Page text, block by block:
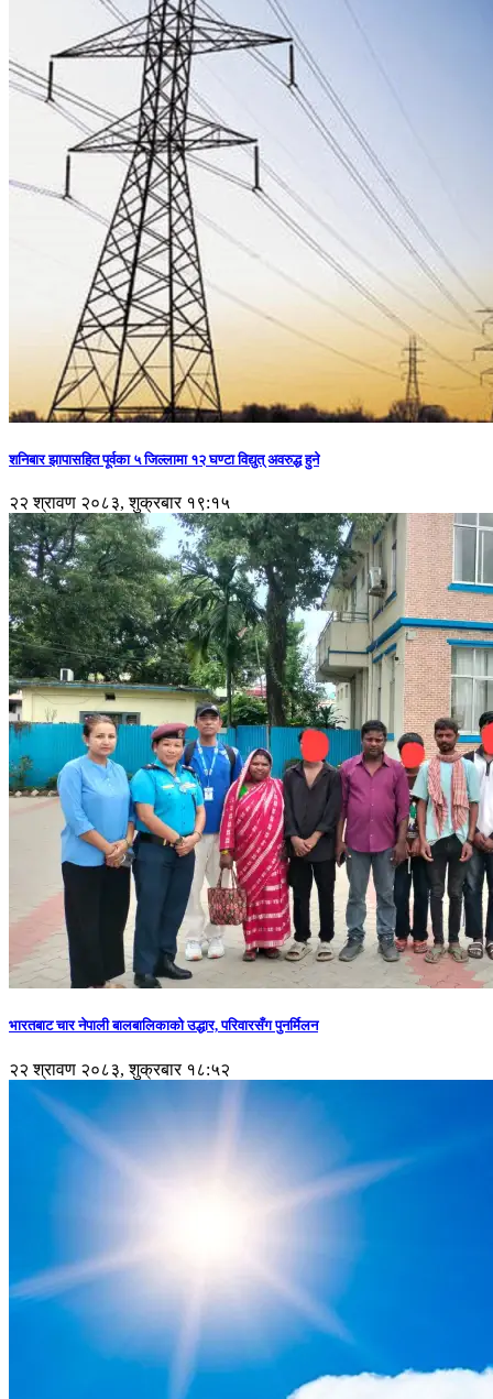
शनिबार झापासहित पूर्वका ५ जिल्लामा १२ घण्टा विद्युत् अवरुद्ध हुने
२२ श्रावण २०८३, शुक्रबार १९:१५
भारतबाट चार नेपाली बालबालिकाको उद्धार, परिवारसँग पुनर्मिलन
२२ श्रावण २०८३, शुक्रबार १८:५२